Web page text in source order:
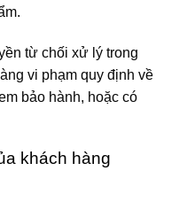
từ chối xử lý trong
vi phạm quy định về
bảo hành, hoặc có
khách hàng